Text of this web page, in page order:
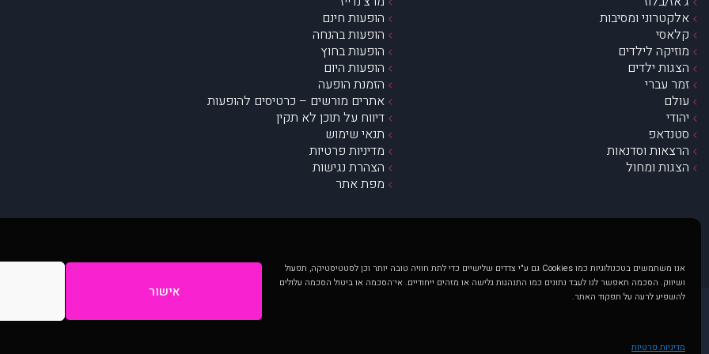
אנו משתמשים בטכנולוגיות כמו Cookies גם ע"י צדדים שלישיים כדי לתת חוויה טובה יותר וכן לסטטיסטיקה, תפעול
ושיווק. הסכמה תאפשר לנו לעבד נתונים כמו התנהגות גלישה או מזהים ייחודיים. אי־הסכמה או ביטול הסכמה עלולים
להשפיע לרעה על תפקוד האתר.
אישור
מדיניות פרטיות
אלקטרוני ומסיבות
קלאסי
מוזיקה לילדים
הצגות ילדים
זמר עברי
עולם
יהודי
סטנדאפ
הרצאות וסדנאות
הצגות ומחול
הופעות חינם
הופעות בהנחה
הופעות בחוץ
הופעות היום
הזמנת הופעה
אתרים מורשים – כרטיסים להופעות
דיווח על תוכן לא תקין
תנאי שימוש
מדיניות פרטיות
הצהרת נגישות
מפת אתר